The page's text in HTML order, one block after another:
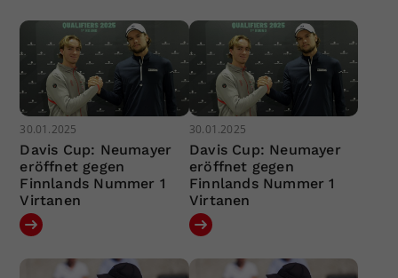
30.01.2025
Davis Cup: Neumayer
eröffnet gegen
Finnlands Nummer 1
Virtanen
30.01.2025
Davis Cup: Neumayer
eröffnet gegen
Finnlands Nummer 1
Virtanen